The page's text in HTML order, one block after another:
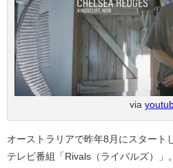
via
オーストラリアで昨年8月にスタート
テレビ番組「Rivals（ライバルズ）」。